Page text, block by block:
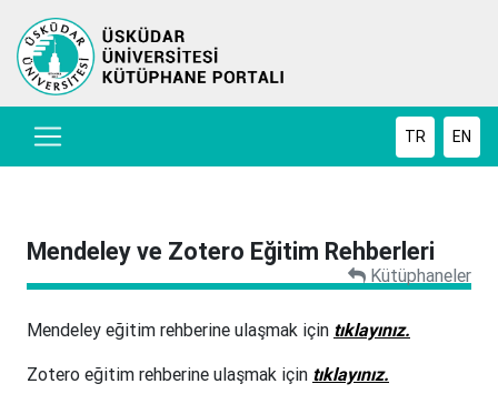
TR EN
Mendeley ve Zotero Eğitim Rehberleri
Kütüphaneler
Mendeley eğitim rehberine ulaşmak için tıklayınız.
Zotero eğitim rehberine ulaşmak için tıklayınız.